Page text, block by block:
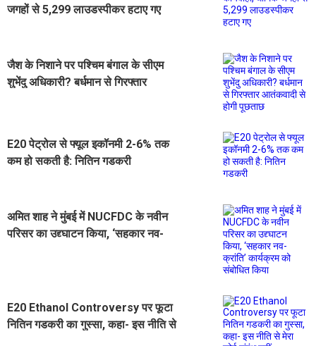
जगहों से 5,299 लाउडस्पीकर हटाए गए
जैश के निशाने पर पश्चिम बंगाल के सीएम
शुभेंदु अधिकारी? बर्धमान से गिरफ्तार
E20 पेट्रोल से फ्यूल इकॉनमी 2-6% तक
कम हो सकती है: नितिन गडकरी
अमित शाह ने मुंबई में NUCFDC के नवीन
परिसर का उद्द्घाटन किया, ‘सहकार नव-
E20 Ethanol Controversy पर फूटा
नितिन गडकरी का गुस्सा, कहा- इस नीति से